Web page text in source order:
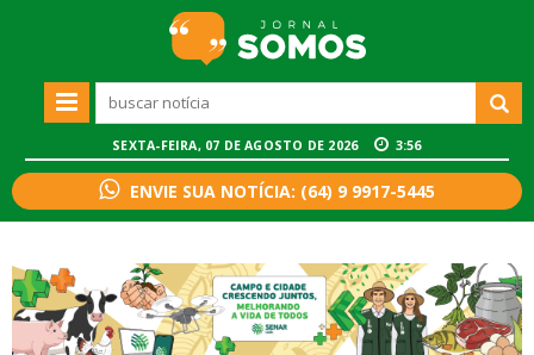
SEXTA-FEIRA, 07 DE AGOSTO DE 2026 3:56
ENVIE SUA NOTÍCIA: (64) 9 9917-5445